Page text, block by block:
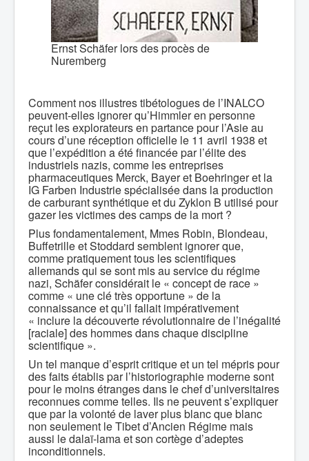
Ernst Schäfer lors des procès de
Nuremberg
Comment nos illustres tibétologues de l’INALCO
peuvent-elles ignorer qu’Himmler en personne
reçut les explorateurs en partance pour l’Asie au
cours d’une réception officielle le 11 avril 1938 et
que l’expédition a été financée par l’élite des
industriels nazis, comme les entreprises
pharmaceutiques Merck, Bayer et Boehringer et la
IG Farben Industrie spécialisée dans la production
de carburant synthétique et du Zyklon B utilisé pour
gazer les victimes des camps de la mort ?
Plus fondamentalement, Mmes Robin, Blondeau,
Buffetrille et Stoddard semblent ignorer que,
comme pratiquement tous les scientifiques
allemands qui se sont mis au service du régime
nazi, Schäfer considérait le « concept de race »
comme « une clé très opportune » de la
connaissance et qu’il fallait impérativement
« inclure la découverte révolutionnaire de l’inégalité
[raciale] des hommes dans chaque discipline
scientifique ».
Un tel manque d’esprit critique et un tel mépris pour
des faits établis par l’historiographie moderne sont
pour le moins étranges dans le chef d’universitaires
reconnues comme telles. Ils ne peuvent s’expliquer
que par la volonté de laver plus blanc que blanc
non seulement le Tibet d’Ancien Régime mais
aussi le dalaï-lama et son cortège d’adeptes
inconditionnels.